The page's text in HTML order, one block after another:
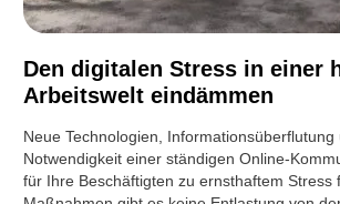
Den digitalen Stress in einer
Arbeitswelt eindämmen
Neue Technologien, Informationsüberflutung
Notwendigkeit einer ständigen Online-
für Ihre Beschäftigten zu ernsthaftem Stress